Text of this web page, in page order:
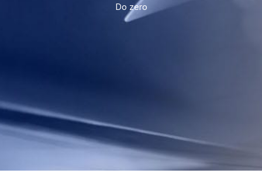
Do zero